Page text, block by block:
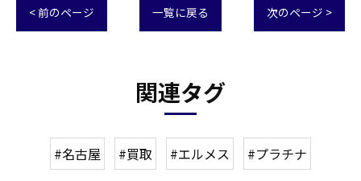
< 前のページ 一覧に戻る 次のページ >
関連タグ
#名古屋 #買取 #エルメス #プラチナ